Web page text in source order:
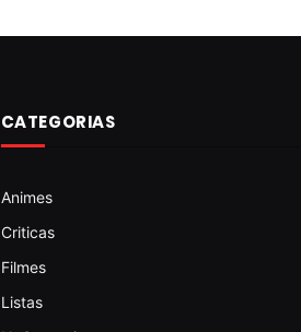
CATEGORIAS
Animes
Criticas
Filmes
Listas